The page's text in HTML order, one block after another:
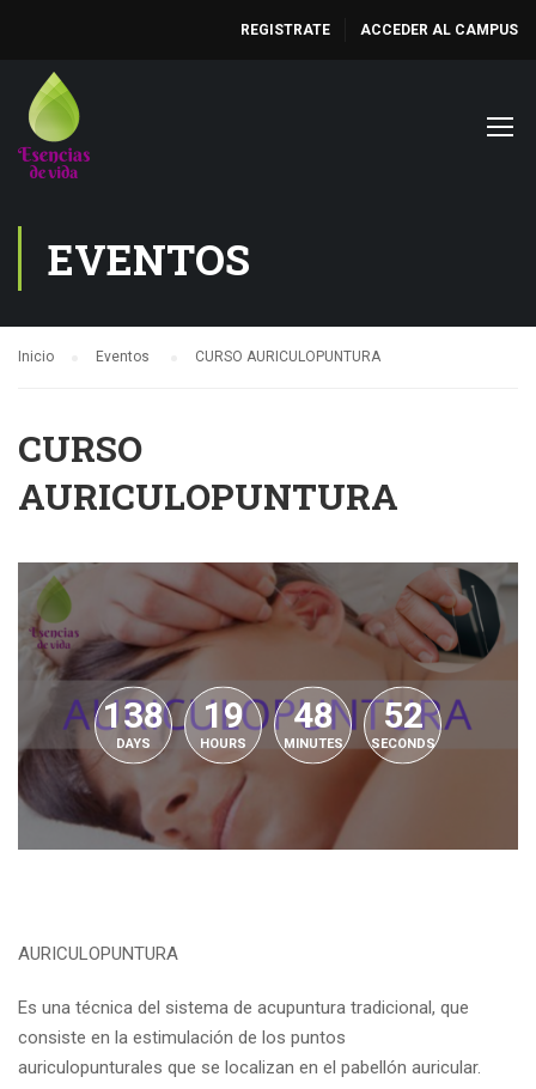
REGISTRATE ACCEDER AL CAMPUS
EVENTOS
Inicio Eventos CURSO AURICULOPUNTURA
CURSO
AURICULOPUNTURA
138
DAYS
19
HOURS
48
MINUTES
51
SECONDS
AURICULOPUNTURA
Es una técnica del sistema de acupuntura tradicional, que
consiste en la estimulación de los puntos
auriculopunturales que se localizan en el pabellón auricular.